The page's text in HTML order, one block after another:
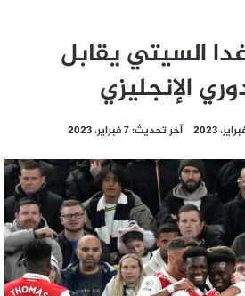
السيتي يقابل
الإنجليزي
آخر تحديث: 7 فبراير، 2023